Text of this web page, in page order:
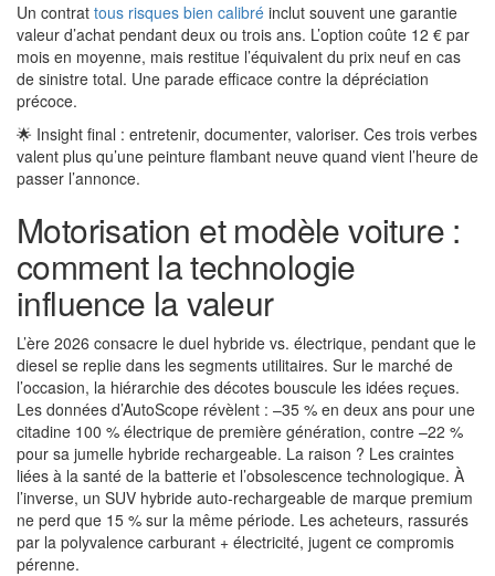
Un contrat tous risques bien calibré inclut souvent une garantie
valeur d’achat pendant deux ou trois ans. L’option coûte 12 € par
mois en moyenne, mais restitue l’équivalent du prix neuf en cas
de sinistre total. Une parade efficace contre la dépréciation
précoce.
🌟 Insight final : entretenir, documenter, valoriser. Ces trois verbes
valent plus qu’une peinture flambant neuve quand vient l’heure de
passer l’annonce.
Motorisation et modèle voiture :
comment la technologie
influence la valeur
L’ère 2026 consacre le duel hybride vs. électrique, pendant que le
diesel se replie dans les segments utilitaires. Sur le marché de
l’occasion, la hiérarchie des décotes bouscule les idées reçues.
Les données d’AutoScope révèlent : –35 % en deux ans pour une
citadine 100 % électrique de première génération, contre –22 %
pour sa jumelle hybride rechargeable. La raison ? Les craintes
liées à la santé de la batterie et l’obsolescence technologique. À
l’inverse, un SUV hybride auto-rechargeable de marque premium
ne perd que 15 % sur la même période. Les acheteurs, rassurés
par la polyvalence carburant + électricité, jugent ce compromis
pérenne.